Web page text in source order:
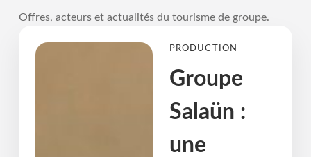
Offres, acteurs et actualités du tourisme de groupe.
PRODUCTION
Groupe
Salaün :
une